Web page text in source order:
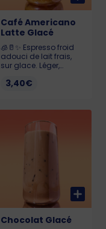
Café Americano
Latte Glacé
🧊🥛✨ Espresso froid
adouci de lait frais,
sur glace. Léger,
de caractère. 425ml.
3,40€
Chocolat Glacé